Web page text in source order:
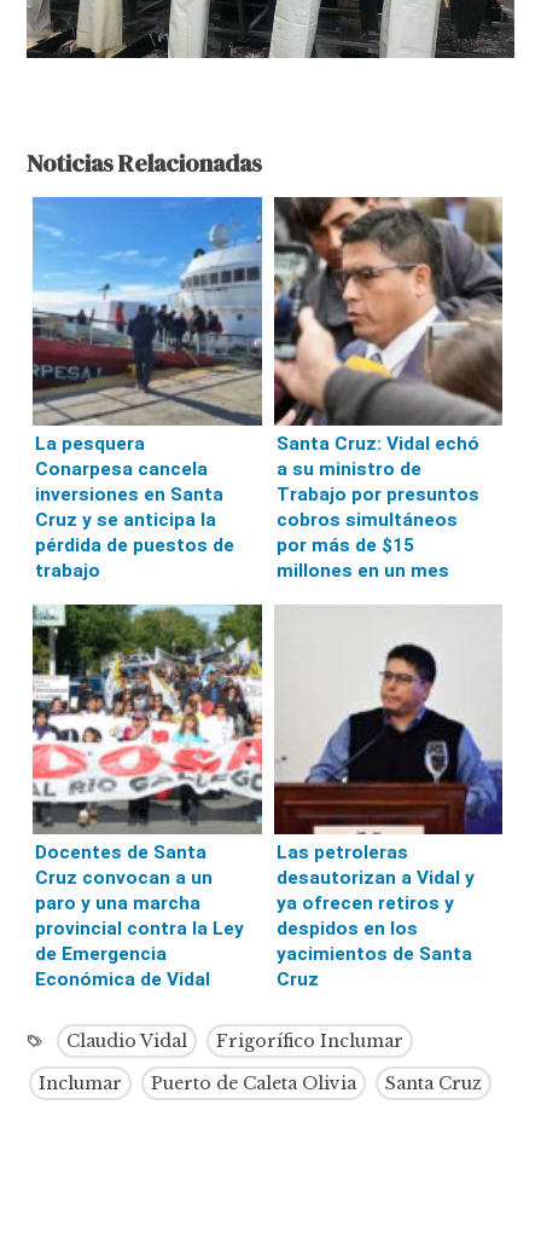
Noticias Relacionadas
La pesquera
Conarpesa cancela
inversiones en Santa
Cruz y se anticipa la
pérdida de puestos de
trabajo
Santa Cruz: Vidal echó
a su ministro de
Trabajo por presuntos
cobros simultáneos
por más de $15
millones en un mes
Docentes de Santa
Cruz convocan a un
paro y una marcha
provincial contra la Ley
de Emergencia
Económica de Vidal
Las petroleras
desautorizan a Vidal y
ya ofrecen retiros y
despidos en los
yacimientos de Santa
Cruz
Claudio Vidal
Frigorífico Inclumar
Inclumar
Puerto de Caleta Olivia Santa Cruz